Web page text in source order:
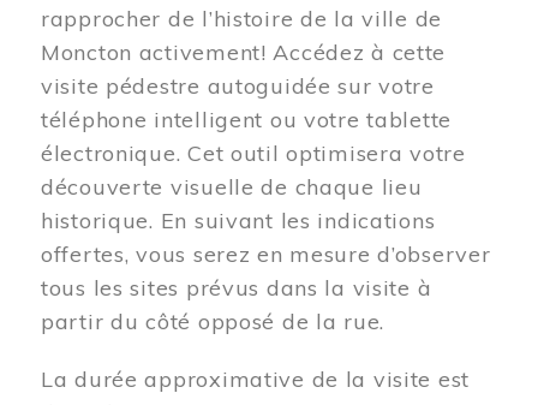
rapprocher de l’histoire de la ville de
Moncton activement! Accédez à cette
visite pédestre autoguidée sur votre
téléphone intelligent ou votre tablette
électronique. Cet outil optimisera votre
découverte visuelle de chaque lieu
historique. En suivant les indications
offertes, vous serez en mesure d’observer
tous les sites prévus dans la visite à
partir du côté opposé de la rue.
La durée approximative de la visite est